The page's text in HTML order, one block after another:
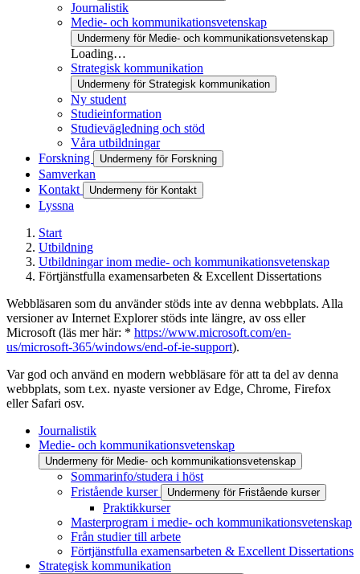
Journalistik
Medie- och kommunikationsvetenskap
Undermeny för Medie- och kommunikationsvetenskap
Loading…
Strategisk kommunikation
Undermeny för Strategisk kommunikation
Ny student
Studieinformation
Studievägledning och stöd
Våra utbildningar
Forskning
Undermeny för Forskning
Samverkan
Kontakt
Undermeny för Kontakt
Lyssna
Start
Utbildning
Utbildningar inom medie- och kommunikationsvetenskap
Förtjänstfulla examensarbeten & Excellent Dissertations
Webbläsaren som du använder stöds inte av denna webbplats. Alla
versioner av Internet Explorer stöds inte längre, av oss eller
Microsoft (läs mer här: * https://www.microsoft.com/en-
us/microsoft-365/windows/end-of-ie-support).
Var god och använd en modern webbläsare för att ta del av denna
webbplats, som t.ex. nyaste versioner av Edge, Chrome, Firefox
eller Safari osv.
Journalistik
Medie- och kommunikationsvetenskap
Undermeny för Medie- och kommunikationsvetenskap
Sommarinfo/studera i höst
Fristående kurser
Undermeny för Fristående kurser
Praktikkurser
Masterprogram i medie- och kommunikationsvetenskap
Från studier till arbete
Förtjänstfulla examensarbeten & Excellent Dissertations
Strategisk kommunikation